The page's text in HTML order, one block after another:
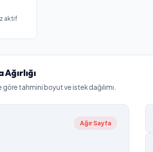
aktif
tahmini boyut ve istek dağılımı.
Ağır Sayfa